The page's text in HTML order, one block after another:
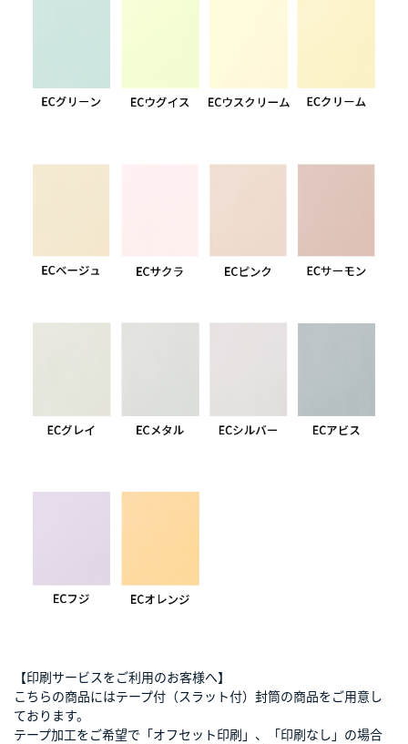
【印刷サービスをご利用のお客様へ】
こちらの商品にはテープ付（スラット付）封筒の商品をご用意し
ております。
テープ加工をご希望で「オフセット印刷」、「印刷なし」の場合